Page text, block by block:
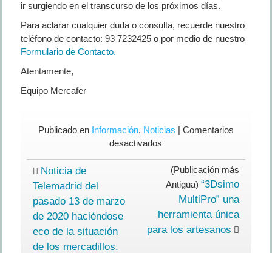
ir surgiendo en el transcurso de los próximos días.
Para aclarar cualquier duda o consulta, recuerde nuestro
teléfono de contacto: 93 7232425 o por medio de nuestro
Formulario de Contacto.
Atentamente,
Equipo Mercafer
Publicado en Información, Noticias | Comentarios
desactivados
Comunicado
IMPORTANTE
Urgente
Noticia de
Telemadrid del
pasado 13 de marzo
de 2020 haciéndose
eco de la situación
de los mercadillos.
(Publicación más
Antigua)“3Dsimo
MultiPro” una
herramienta única
para los artesanos